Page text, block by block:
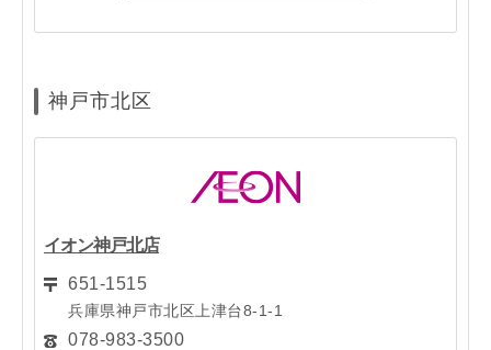
神戸市北区
イオン神戸北店
651-1515
兵庫県神戸市北区上津台8-1-1
078-983-3500